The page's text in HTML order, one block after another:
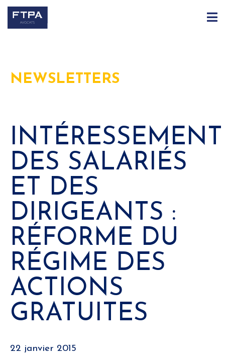
NEWSLETTERS
INTÉRESSEMENT
DES SALARIÉS
ET DES
DIRIGEANTS :
RÉFORME DU
RÉGIME DES
ACTIONS
GRATUITES
22 janvier 2015